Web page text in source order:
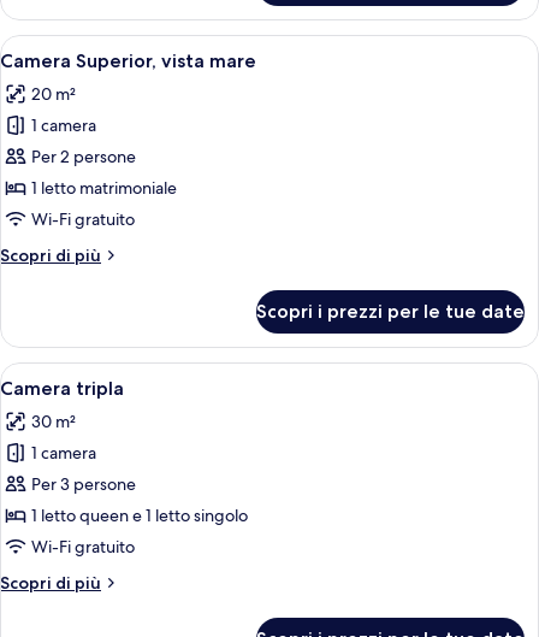
Deluxe,
vista
mare
Apri
tutte
le
foto
per
Camera
Superior,
mare
Una camera d'albergo con un letto,
12
Camera Superior, vista mare
20 m²
1 camera
Per 2 persone
1 letto matrimoniale
Wi-Fi gratuito
Scopri di più
Altri
Superior,
vista
mare
Scopri i prezzi per le tue date
Apri
tutte
le
foto
per
Camera
tripla
Camera d'albergo con un divano
7
Camera tripla
30 m²
1 camera
Per 3 persone
1 letto queen e 1 letto singolo
Wi-Fi gratuito
Scopri di più
Altri